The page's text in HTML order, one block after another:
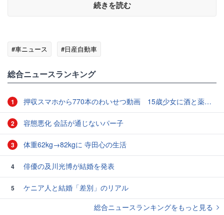
続きを読む
#車ニュース #日産自動車
総合ニュースランキング
1 押収スマホから770本のわいせつ動画 15歳少女に酒と薬飲ませ性的暴行か 54歳男を再逮捕 「薬もありますよ」とSNSで誘い出し
2 容態悪化 会話が通じないパー子
3 体重62kg→82kgに 寺田心の生活
4 俳優の及川光博が結婚を発表
5
ケニア人と結婚「差別」のリアル
総合ニュースランキングをもっと見る